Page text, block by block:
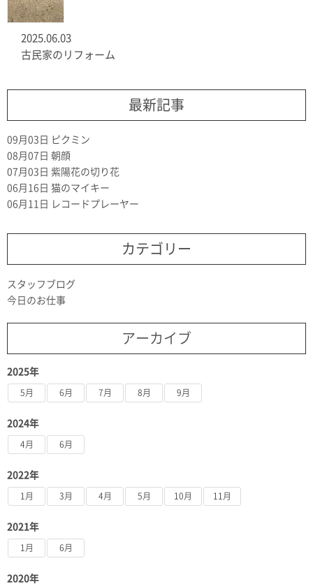
2025.06.03
古民家のリフォーム
最新記事
09月03日
ピクミン
08月07日 朝顔
07月03日 紫陽花の切り花
06月16日 猫のマイキー
06月11日
レコードプレーヤー
カテゴリー
スタッフブログ
今日のお仕事
アーカイブ
2025年
5月 6月 7月 8月 9月
2024年
4月 6月
2022年
1月 3月 4月 5月 10月 11月
2021年
1月 6月
2020年